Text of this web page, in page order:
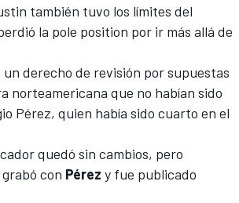
también tuvo los límites del
la pole position por ir más allá de
derecho de revisión por supuestas
norteamericana que no habían sido
Pérez, quien había sido cuarto en el
quedó sin cambios, pero
con Pérez y fue publicado